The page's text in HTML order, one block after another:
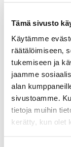
Tämä sivusto
Käytämme
räätälöimiseen,
tukemiseen ja
jaamme
alan
sivustoamme.
tietoja muihin
kerätty, kun olet
Varova Oy
Varovais an
As a Finnish
logistics
companies in
for
customs
ensuring a
For
years of